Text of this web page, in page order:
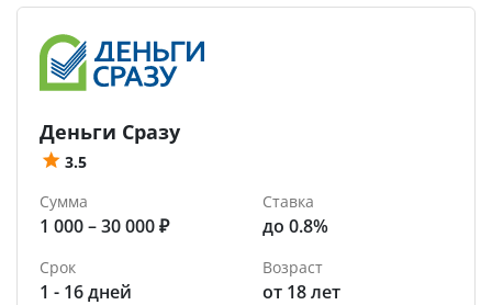
Деньги Сразу
3.5
Сумма
1 000 – 30 000 ₽
Ставка
до 0.8%
Срок
1 - 16 дней
Возраст
от 18 лет